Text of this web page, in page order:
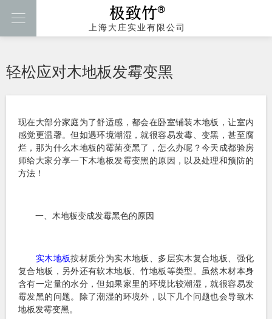

上海大庄实业有限公司
轻松应对木地板发霉变黑
现在大部分家庭为了舒适感，都会在卧室铺装木地板，让室内
感觉更温馨。但如遇环境潮湿，就很容易发霉、变黑，甚至腐
烂，那为什么木地板的霉菌变黑了，怎么办呢？今天成都验房
师给大家分享一下木地板发霉变黑的原因，以及处理和预防的
方法！
一、木地板变成发霉黑色的原因
实木地板按材质分为实木地板、多层实木复合地板、强化
复合地板，另外还有软木地板、竹地板等类型。虽然木材本身
含有一定量的水分，但如果家里的环境比较潮湿，就很容易发
霉发黑的问题。除了潮湿的环境外，以下几个问题也会导致木
地板发霉变黑。